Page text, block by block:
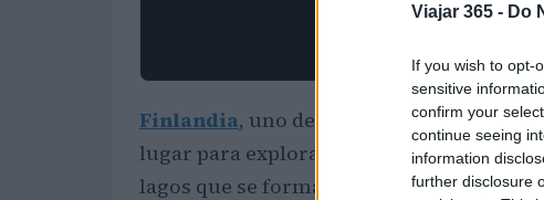
Viajar 365 - Do
If you wish to opt-
sensitive
confirm your
continue seeing
information
further disclosure
Finlandia, uno de los países más
lugar para explorar, ya que alberga
lagos que se formaron tras laúltima